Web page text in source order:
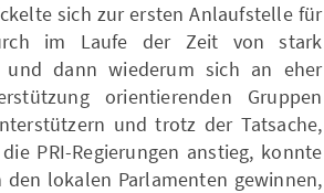
sich zur ersten Anlaufstelle für
im Laufe der Zeit von stark
und dann wiederum sich an eher
orientier enden Gruppen
und trotz der Tatsache,
PRI-Regierungen anstieg, konnte
lokalen Parlamenten gewinnen,